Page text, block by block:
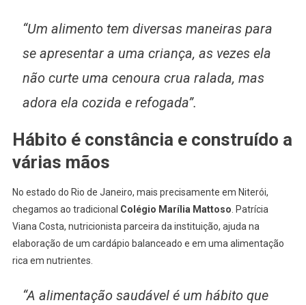
“Um alimento tem diversas maneiras para
se apresentar a uma criança, as vezes ela
não curte uma cenoura crua ralada, mas
adora ela cozida e refogada”.
Hábito é constância e construído a
várias mãos
No estado do Rio de Janeiro, mais precisamente em Niterói,
chegamos ao tradicional Colégio Marília Mattoso . Patrícia
Viana Costa, nutricionista parceira da instituição, ajuda na
elaboração de um cardápio balanceado e em uma alimentação
rica em nutrientes.
“A alimentação saudável é um hábito que